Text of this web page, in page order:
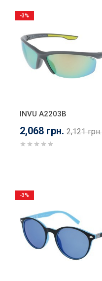
INVU A2203B
2,068 грн. 2,121 грн.
-3%
-3%